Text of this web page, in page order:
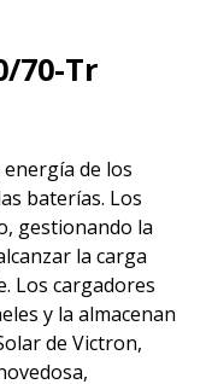
70-Tr
de los
baterías. Los
gestionando la
la carga
Los cargadores
y la almacenan
de Victron,